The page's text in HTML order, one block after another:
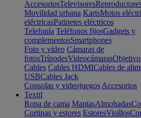
AccesoriosTelevisores
Movilidad urbana KartsMotos
eléctricasPatinetes eléctricos
Telefonía Teléfonos fijosGadgets y
complementosSmartphones
Foto y vídeo Cámaras de
fotosTrípodesVideocámaras
Cables Cables HDMICables de
USBCables Jack
Consolas y videojuegos Accesorios
Textil
Ropa de cama MantasAlmohadas
Cortinas y estores EstoresVisillos